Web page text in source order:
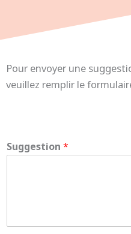
Pour envoyer une
veuillez remplir le
Suggestion *